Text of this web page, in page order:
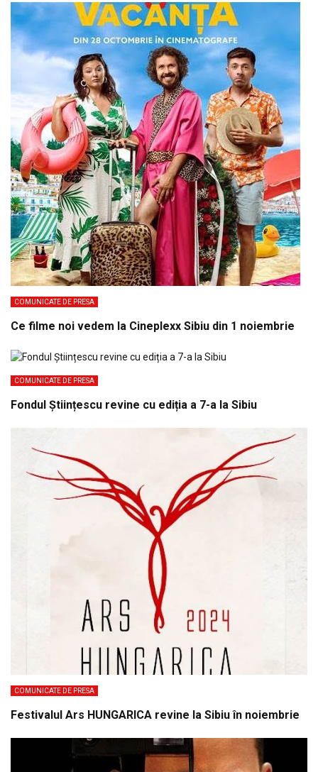
COMUNICATE DE PRESA
Ce filme noi vedem la Cineplexx Sibiu din 1 noiembrie
COMUNICATE DE PRESA
Fondul Științescu revine cu ediția a 7-a la Sibiu
COMUNICATE DE PRESA
Festivalul Ars HUNGARICA revine la Sibiu în noiembrie